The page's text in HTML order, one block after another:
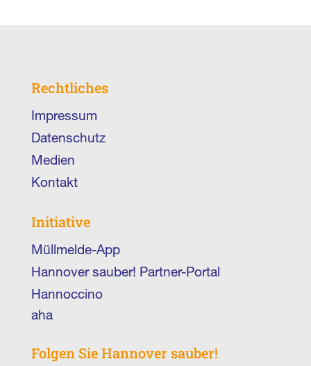
Rechtliches
Impressum
Datenschutz
Medien
Kontakt
Initiative
Müllmelde-App
Hannover sauber! Partner-Portal
Hannoccino
aha
Folgen Sie Hannover sauber!